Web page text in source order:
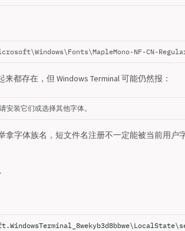
NF-CN-
都存在，但 Windows Terminal 可能仍然报：
装它们或选择其他字体。
拿字体族名，短文件名注册不一定能被当前用户